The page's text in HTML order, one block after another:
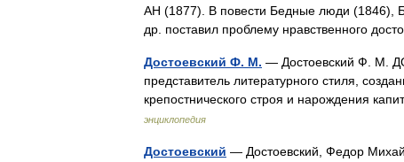
АН (1877). В повести Бедные люди (1846),
др. поставил проблему нравственного
Достоевский Ф. М. — Достоевский Ф. М.
представитель литературного стиля,
крепостнического строя и нарождения
энциклопедия
Достоевский — Достоевский, Федор